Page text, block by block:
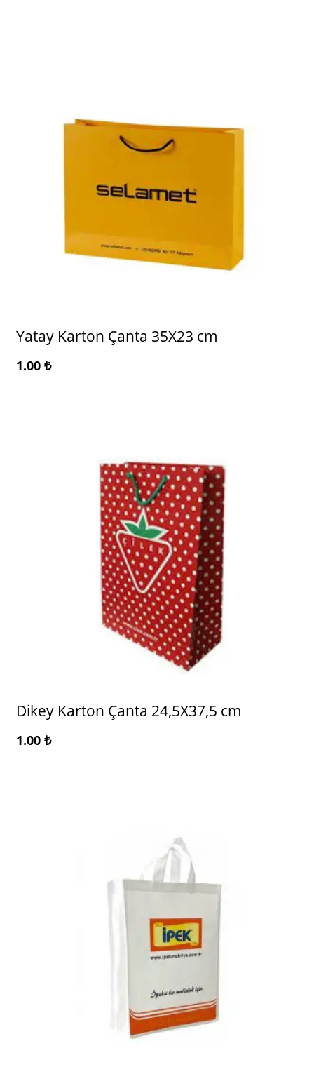
Yatay Karton Çanta 35X23 cm
1.00 ₺
Dikey Karton Çanta 24,5X37,5 cm
1.00 ₺